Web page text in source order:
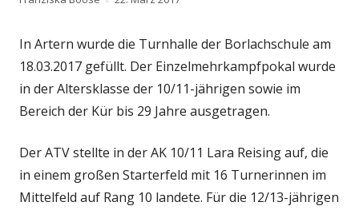
In Artern wurde die Turnhalle der Borlachschule am
18.03.2017 gefüllt. Der Einzelmehrkampfpokal wurde
in der Altersklasse der 10/11-jährigen sowie im
Bereich der Kür bis 29 Jahre ausgetragen.
Der ATV stellte in der AK 10/11 Lara Reising auf, die
in einem großen Starterfeld mit 16 Turnerinnen im
Mittelfeld auf Rang 10 landete. Für die 12/13-jährigen